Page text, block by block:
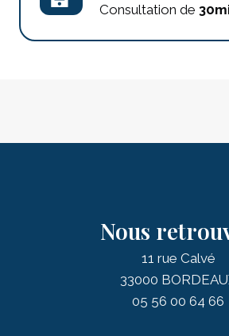
Consultation de
Nous
11 rue Calvé
33000
05 56 00 64 66